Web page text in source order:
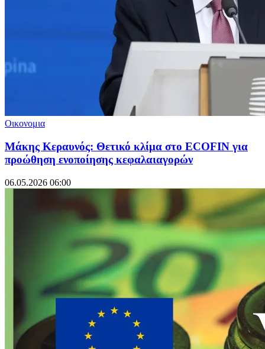
Οικονομια
Μάκης Κεραυνός: Θετικό κλίμα στο ΕCOFIN για
προώθηση ενοποίησης κεφαλαιαγορών
06.05.2026 06:00